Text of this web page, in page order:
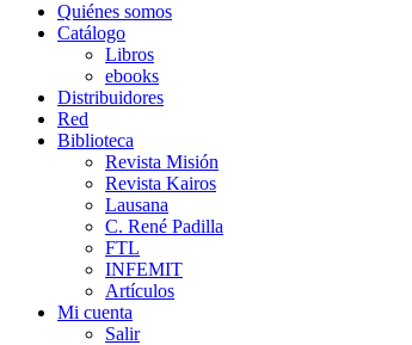
Quiénes somos
Catálogo
Libros
ebooks
Distribuidores
Red
Biblioteca
Revista Misión
Revista Kairos
Lausana
C. René Padilla
FTL
INFEMIT
Artículos
Mi cuenta
Salir